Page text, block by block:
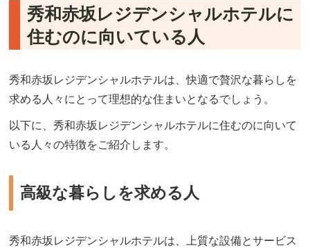
秀和赤坂レジデンシャルホテルに
住むのに向いている人
秀和赤坂レジデンシャルホテルは、快適で贅沢な暮らしを
求める人々にとって理想的な住まいとなるでしょう。
以下に、秀和赤坂レジデンシャルホテルに住むのに向いて
いる人々の特徴をご紹介します。
高級な暮らしを求める人
秀和赤坂レジデンシャルホテルは、上質な設備とサービス